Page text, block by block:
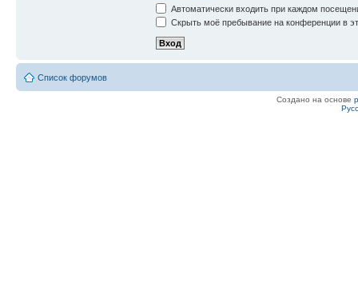
Автоматически входить при каждом
Скрыть моё пребывание на конференции в
Список форумов
Создано на основе